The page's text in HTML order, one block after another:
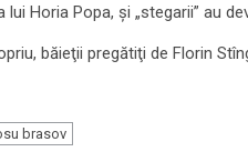
Horia Popa, şi „stegarii” au
băieţii pregătiţi de Florin
brasov